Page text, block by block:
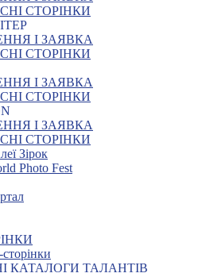
СТОРІНКИ
І ЗАЯВКА
СТОРІНКИ
І ЗАЯВКА
СТОРІНКИ
І ЗАЯВКА
СТОРІНКИ
Зірок
Photo Fest
КАТАЛОГИ ТАЛАНТІВ